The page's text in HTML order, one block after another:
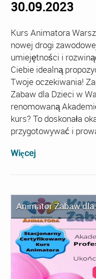
30.09.2023
Kurs Animatora
nowej drogi
umiejętności i
Ciebie idealną
Twoje oczekiwania!
Zabaw dla Dzieci w
renomowaną
kurs? To doskonała
przygotowywać i
Więcej
Animator Zabaw dla